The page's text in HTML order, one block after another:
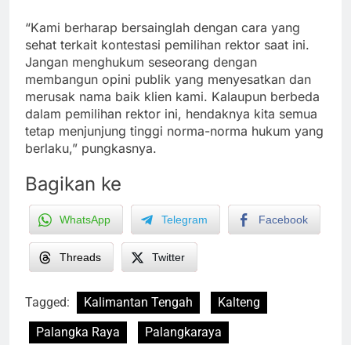
“Kami berharap bersainglah dengan cara yang
sehat terkait kontestasi pemilihan rektor saat ini.
Jangan menghukum seseorang dengan
membangun opini publik yang menyesatkan dan
merusak nama baik klien kami. Kalaupun berbeda
dalam pemilihan rektor ini, hendaknya kita semua
tetap menjunjung tinggi norma-norma hukum yang
berlaku,” pungkasnya.
Bagikan ke
WhatsApp Telegram Facebook
Threads Twitter
Tagged: Kalimantan Tengah
Kalteng
Palangka Raya
Palangkaraya